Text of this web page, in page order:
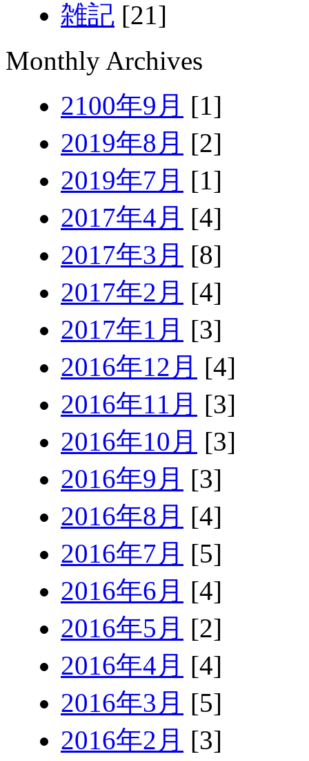
雑記 [21]
Monthly Archives
2100年9月 [1]
2019年8月 [2]
2019年7月 [1]
2017年4月 [4]
2017年3月 [8]
2017年2月 [4]
2017年1月 [3]
2016年12月 [4]
2016年11月 [3]
2016年10月 [3]
2016年9月 [3]
2016年8月 [4]
2016年7月 [5]
2016年6月 [4]
2016年5月 [2]
2016年4月 [4]
2016年3月 [5]
2016年2月 [3]